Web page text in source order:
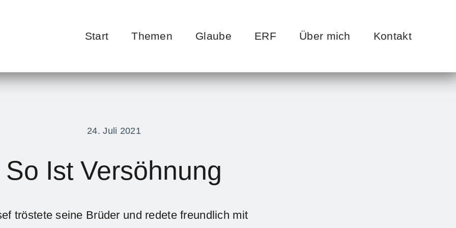
Start Themen Glaube ERF Über mich Kontakt
24. Juli 2021
So Ist Versöhnung
tröstete seine Brüder und redete freundlich mit